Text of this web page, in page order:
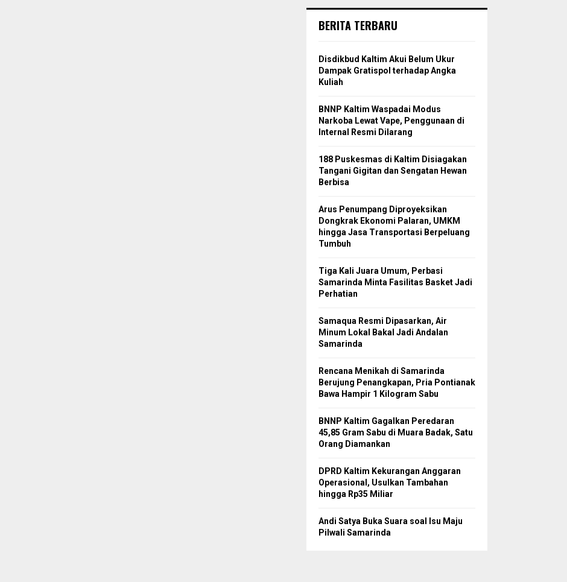
BERITA TERBARU
Disdikbud Kaltim Akui Belum Ukur
Dampak Gratispol terhadap Angka
Kuliah
BNNP Kaltim Waspadai Modus
Narkoba Lewat Vape, Penggunaan di
Internal Resmi Dilarang
188 Puskesmas di Kaltim Disiagakan
Tangani Gigitan dan Sengatan Hewan
Berbisa
Arus Penumpang Diproyeksikan
Dongkrak Ekonomi Palaran, UMKM
hingga Jasa Transportasi Berpeluang
Tumbuh
Tiga Kali Juara Umum, Perbasi
Samarinda Minta Fasilitas Basket Jadi
Perhatian
Samaqua Resmi Dipasarkan, Air
Minum Lokal Bakal Jadi Andalan
Samarinda
Rencana Menikah di Samarinda
Berujung Penangkapan, Pria Pontianak
Bawa Hampir 1 Kilogram Sabu
BNNP Kaltim Gagalkan Peredaran
45,85 Gram Sabu di Muara Badak, Satu
Orang Diamankan
DPRD Kaltim Kekurangan Anggaran
Operasional, Usulkan Tambahan
hingga Rp35 Miliar
Andi Satya Buka Suara soal Isu Maju
Pilwali Samarinda